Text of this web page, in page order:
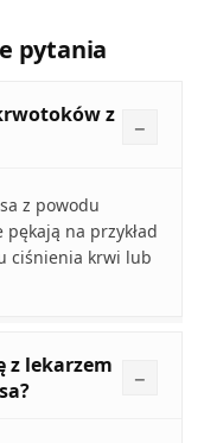
pytania
z
z powodu
na przykład
ciśnienia krwi lub
z lekarzem